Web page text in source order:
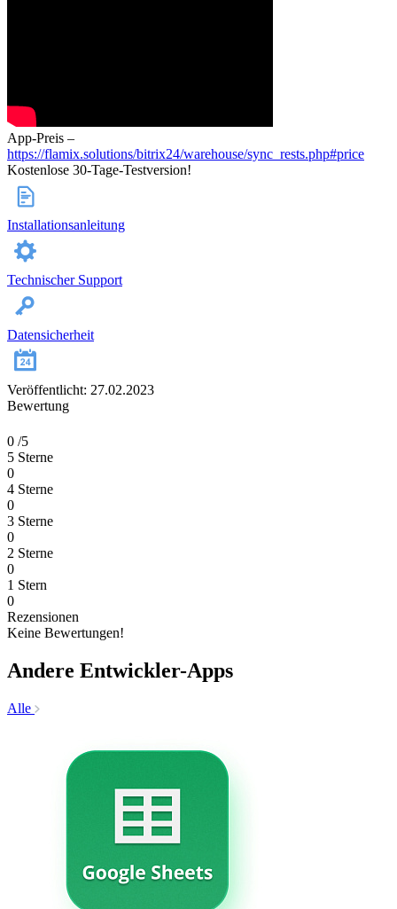
App-Preis –
https://flamix.solutions/bitrix24/warehouse/sync_rests.php#price
Kostenlose 30-Tage-Testversion!
Installationsanleitung
Technischer Support
Datensicherheit
Veröffentlicht: 27.02.2023
Bewertung
0 /5
5 Sterne
0
4 Sterne
0
3 Sterne
0
2 Sterne
0
1 Stern
0
Rezensionen
Keine Bewertungen!
Andere Entwickler-Apps
Alle